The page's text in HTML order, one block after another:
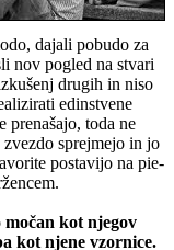
dajali pobudo za
nov pogled na stvari
drugih in niso
edinstvene
prenašajo, toda ne
sprejmejo in jo
postavijo na pie-
močan kot njegov
kot njene vzornice.